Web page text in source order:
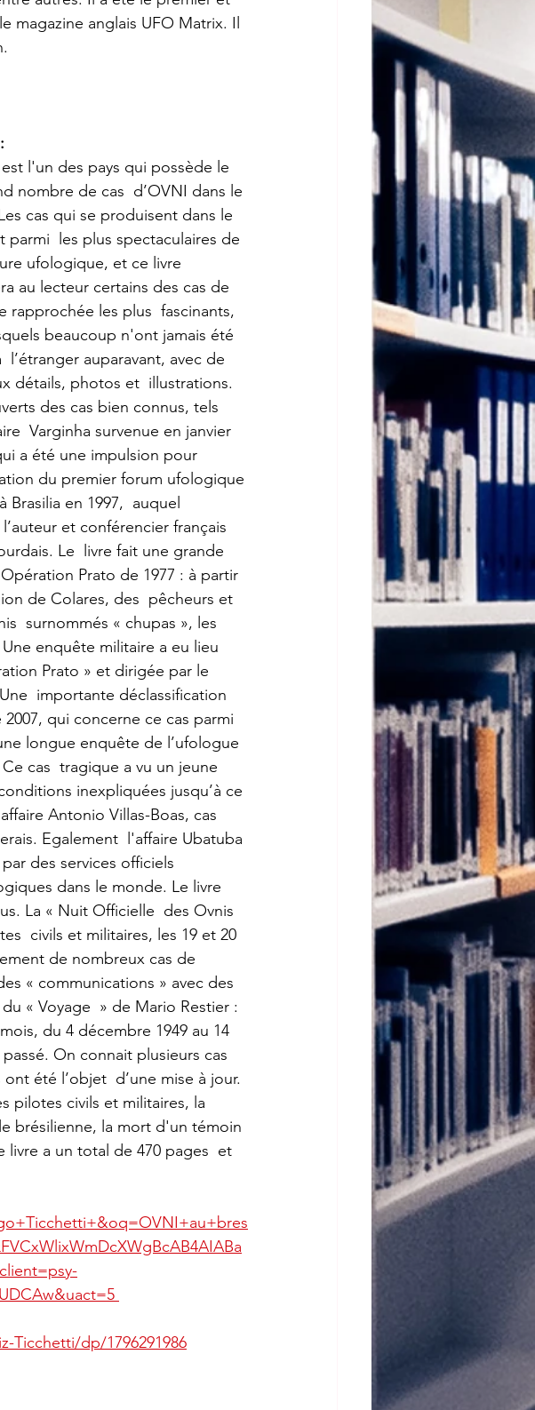
magazine anglais UFO Matrix. Il
l'un des pays qui possède le
nombre de cas  d’OVNI dans le
cas qui se produisent dans le
parmi  les plus spectaculaires de
ufologique, et ce livre
au lecteur certains des cas de
rapprochée les plus  fascinants,
beaucoup n'ont jamais été
l’étranger auparavant, avec de
détails, photos et  illustrations.
des cas bien connus, tels
Varginha survenue en janvier
a été une impulsion pour
du premier forum ufologique
Brasilia en 1997,  auquel
et conférencier français
Le  livre fait une grande
Prato de 1977 : à partir
de Colares, des  pêcheurs et
surnommés « chupas », les
enquête militaire a eu lieu
Prato » et dirigée par le
importante déclassification
qui concerne ce cas parmi
longue enquête de l’ufologue
cas  tragique a vu un jeune
inexpliquées jusqu’à ce
Antonio Villas-Boas, cas
Egalement  l'affaire Ubatuba
des services officiels
dans le monde. Le livre
La « Nuit Officielle  des Ovnis
civils et militaires, les 19 et 20
de nombreux cas de
« communications » avec des
« Voyage  » de Mario Restier :
du 4 décembre 1949 au 14
On connait plusieurs cas
été l’objet  d’une mise à jour.
pilotes civils et militaires, la
brésilienne, la mort d'un témoin
livre a un total de 470 pages  et
Ticchetti/dp/1796291986